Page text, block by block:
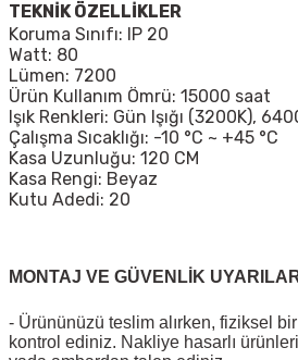
TEKNİK ÖZELLİKLER
Koruma Sınıfı: IP 20
Watt: 80
Lümen: 7200
Ürün Kullanım Ömrü: 15000 saat
Işık Renkleri: Gün Işığı (3200K),
Çalışma Sıcaklığı: -10 °C ~ +45 °C
Kasa Uzunluğu: 120 CM
Kasa Rengi: Beyaz
Kutu Adedi: 20
MONTAJ VE GÜVENLİK
- Ürününüzü teslim alırken, fiziksel bir
kontrol ediniz. Nakliye hasarlı